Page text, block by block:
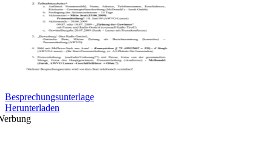
Besprechungsunterlage
Herunterladen